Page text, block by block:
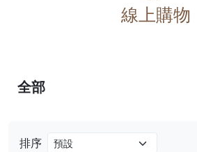
線上購物
排序
全部